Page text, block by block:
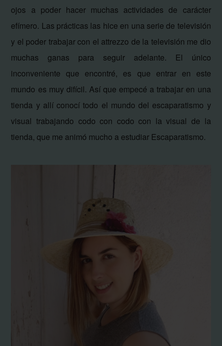
ojos a poder hacer muchas actividades de carácter
efímero. Las prácticas las hice en una serie de televisión
y el poder trabajar con el attrezzo de la televisión me dio
muchas ganas para seguir adelante. El único
inconveniente que encontré, es que entrar en este
mundo es muy difícil. Así que empecé a trabajar en una
tienda y allí conocí todo el mundo del escaparatismo y
visual trabajando codo con codo con la visual de la
tienda, que me animó mucho a estudiar Escaparatismo.